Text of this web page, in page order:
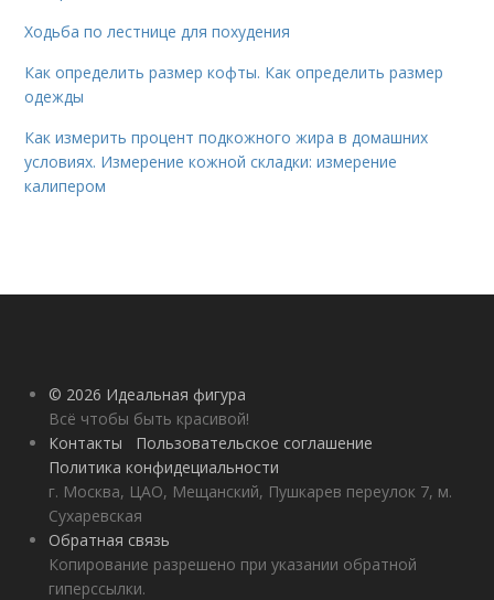
Ходьба по лестнице для похудения
Как определить размер кофты. Как определить размер
одежды
Как измерить процент подкожного жира в домашних
условиях. Измерение кожной складки: измерение
калипером
© 2026 Идеальная фигура
Всё чтобы быть красивой!
Контакты
Пользовательское соглашение
Политика конфидециальности
г. Москва, ЦАО, Мещанский, Пушкарев переулок 7, м.
Сухаревская
Обратная связь
Копирование разрешено при указании обратной
гиперссылки.